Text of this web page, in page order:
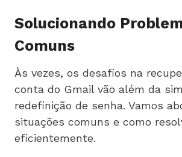
Solucionando
Comuns
Às vezes, os desafios na
conta do Gmail vão além da
redefinição de senha. Vamos
situações comuns e como
eficientemente.